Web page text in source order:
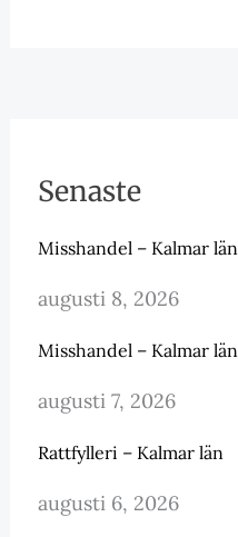
Senaste
Misshandel – Kalmar län
augusti 8, 2026
Misshandel – Kalmar län
augusti 7, 2026
Rattfylleri – Kalmar län
augusti 6, 2026